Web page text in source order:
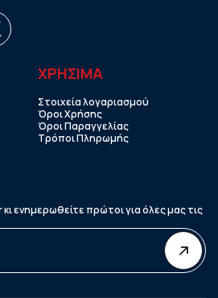
ΧΡHΣΙΜΑ
Στοιχεία λογαριασμού
Όροι Χρήσης
Όροι Παραγγελίας
Τρόποι Πληρωμής
ενημερωθείτε πρώτοι για όλες μας τις